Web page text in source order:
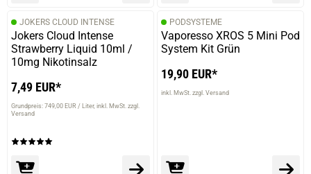
JOKERS CLOUD INTENSE
Jokers Cloud Intense
Strawberry Liquid 10ml /
10mg Nikotinsalz
7,49 EUR*
Grundpreis: 749,00 EUR / Liter inkl. MwSt. zzgl.
Versand
PODSYSTEME
Vaporesso XROS 5 Mini Pod
System Kit Grün
19,90 EUR*
inkl. MwSt. zzgl. Versand